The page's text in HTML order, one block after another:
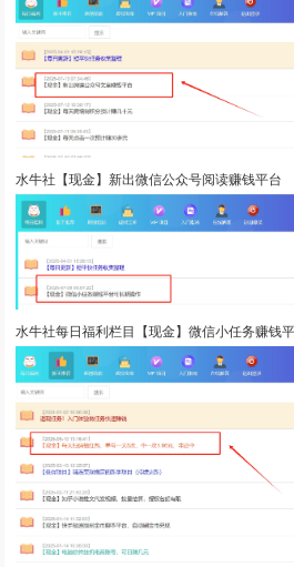
水牛社【现金】新出微信公众号阅读赚钱平台
水牛社每日福利栏目【现金】微信小任务赚钱